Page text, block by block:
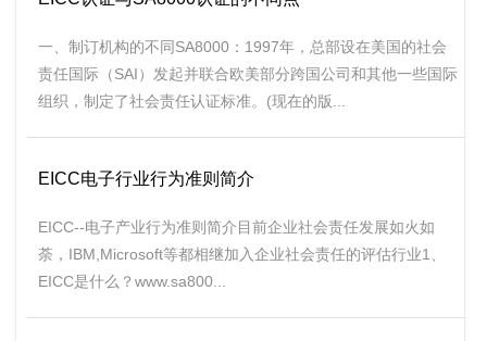
一、制订机构的不同SA8000：1997年，总部设在美国的社会
责任国际（SAI）发起并联合欧美部分跨国公司和其他一些国际
组织，制定了社会责任认证标准。(现在的版...
EICC电子行业行为准则简介
EICC--电子产业行为准则简介目前企业社会责任发展如火如
荼，IBM,Microsoft等都相继加入企业社会责任的评估行业1、
EICC是什么？www.sa800...